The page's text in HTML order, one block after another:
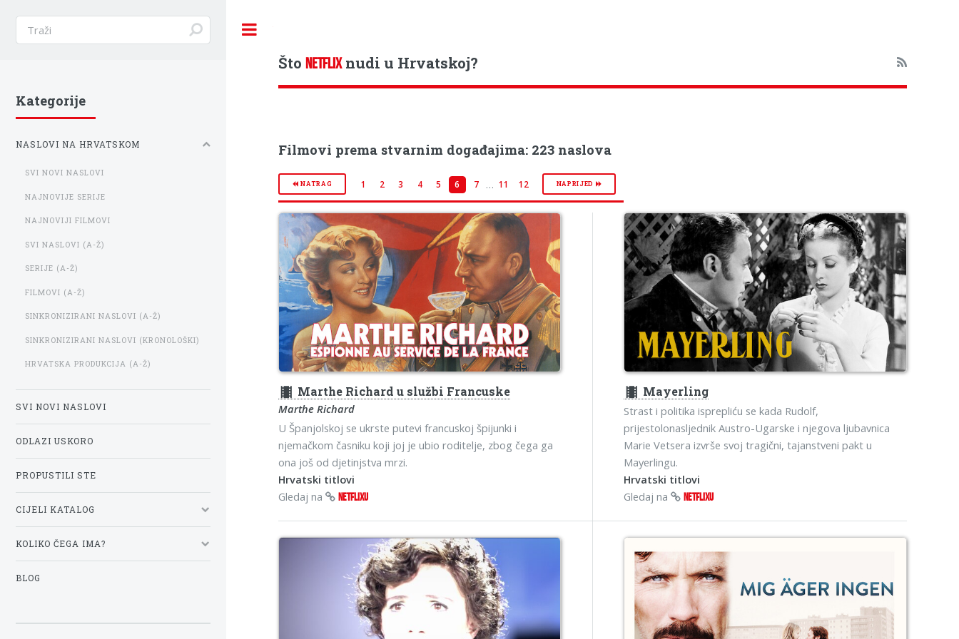
ŠtoNETFLIXnudi u Hrvatskoj?
Filmovi prema stvarnim događajima: 223 naslova
NATRAG 1 2 3 4 5 6 7 … 11 12 NAPRIJED
theaters Marthe Richard u službi Francuske
Marthe Richard
U Španjolskoj se ukrste putevi francuskoj špijunki i
njemačkom časniku koji joj je ubio roditelje, zbog čega ga
ona još od djetinjstva mrzi.
Hrvatski titlovi
Gledaj na
NETFLIXU
theaters Mayerling
Strast i politika isprepliću se kada Rudolf,
prijestolonasljednik Austro-Ugarske i njegova ljubavnica
Marie Vetsera izvrše svoj tragični, tajanstveni pakt u
Mayerlingu.
Hrvatski titlovi
Gledaj na
NETFLIXU
Kategorije
NASLOVI NA HRVATSKOM
SVI NOVI NASLOVI
NAJNOVIJE SERIJE
NAJNOVIJI FILMOVI
SVI NASLOVI (A-Ž)
SERIJE (A-Ž)
FILMOVI (A-Ž)
SINKRONIZIRANI NASLOVI (A-Ž)
SINKRONIZIRANI NASLOVI (KRONOLOŠKI)
HRVATSKA PRODUKCIJA (A-Ž)
SVI NOVI NASLOVI
ODLAZI USKORO
PROPUSTILI STE
CIJELI KATALOG
KOLIKO ČEGA IMA?
BLOG
Toggle